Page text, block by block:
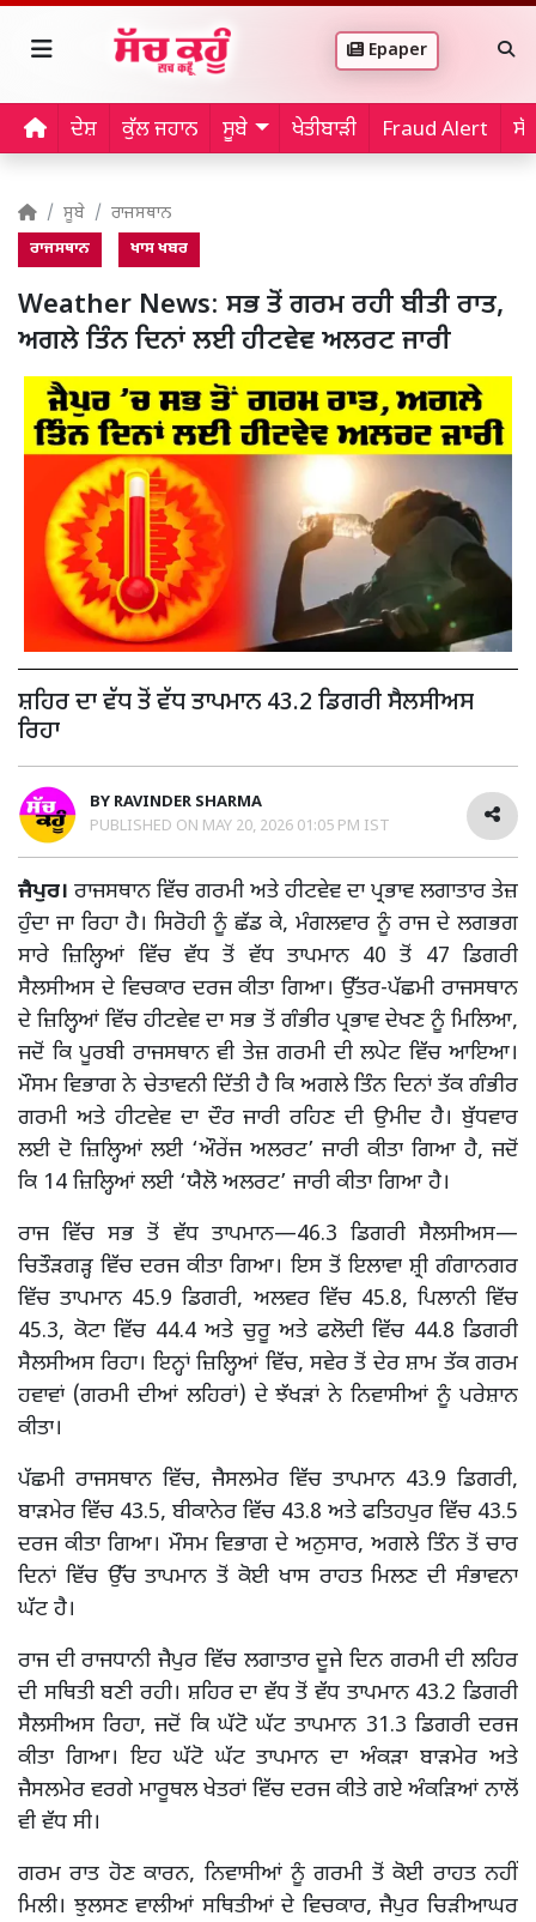
Epaper
ਦੇਸ਼ ਕੁੱਲ ਜਹਾਨ ਸੂਬੇ ਖੇਤੀਬਾੜੀ Fraud Alert
ਸੂਬੇ ਰਾਜਸਥਾਨ
ਰਾਜਸਥਾਨ ਖਾਸ ਖਬਰ
Weather News: ਸਭ ਤੋਂ ਗਰਮ ਰਹੀ ਬੀਤੀ ਰਾਤ,
ਅਗਲੇ ਤਿੰਨ ਦਿਨਾਂ ਲਈ ਹੀਟਵੇਵ ਅਲਰਟ ਜਾਰੀ
ਸ਼ਹਿਰ ਦਾ ਵੱਧ ਤੋਂ ਵੱਧ ਤਾਪਮਾਨ 43.2 ਡਿਗਰੀ ਸੈਲਸੀਅਸ
ਰਿਹਾ
BY RAVINDER SHARMA
PUBLISHED ON MAY 20, 2026 01:05 PM IST
ਜੈਪੁਰ। ਰਾਜਸਥਾਨ ਵਿੱਚ ਗਰਮੀ ਅਤੇ ਹੀਟਵੇਵ ਦਾ ਪ੍ਰਭਾਵ ਲਗਾਤਾਰ ਤੇਜ਼
ਹੁੰਦਾ ਜਾ ਰਿਹਾ ਹੈ। ਸਿਰੋਹੀ ਨੂੰ ਛੱਡ ਕੇ, ਮੰਗਲਵਾਰ ਨੂੰ ਰਾਜ ਦੇ ਲਗਭਗ
ਸਾਰੇ ਜ਼ਿਲ੍ਹਿਆਂ ਵਿੱਚ ਵੱਧ ਤੋਂ ਵੱਧ ਤਾਪਮਾਨ 40 ਤੋਂ 47 ਡਿਗਰੀ
ਸੈਲਸੀਅਸ ਦੇ ਵਿਚਕਾਰ ਦਰਜ ਕੀਤਾ ਗਿਆ। ਉੱਤਰ-ਪੱਛਮੀ ਰਾਜਸਥਾਨ
ਦੇ ਜ਼ਿਲ੍ਹਿਆਂ ਵਿੱਚ ਹੀਟਵੇਵ ਦਾ ਸਭ ਤੋਂ ਗੰਭੀਰ ਪ੍ਰਭਾਵ ਦੇਖਣ ਨੂੰ ਮਿਲਿਆ,
ਜਦੋਂ ਕਿ ਪੂਰਬੀ ਰਾਜਸਥਾਨ ਵੀ ਤੇਜ਼ ਗਰਮੀ ਦੀ ਲਪੇਟ ਵਿੱਚ ਆਇਆ।
ਮੌਸਮ ਵਿਭਾਗ ਨੇ ਚੇਤਾਵਨੀ ਦਿੱਤੀ ਹੈ ਕਿ ਅਗਲੇ ਤਿੰਨ ਦਿਨਾਂ ਤੱਕ ਗੰਭੀਰ
ਗਰਮੀ ਅਤੇ ਹੀਟਵੇਵ ਦਾ ਦੌਰ ਜਾਰੀ ਰਹਿਣ ਦੀ ਉਮੀਦ ਹੈ। ਬੁੱਧਵਾਰ
ਲਈ ਦੋ ਜ਼ਿਲ੍ਹਿਆਂ ਲਈ ‘ਔਰੇਂਜ ਅਲਰਟ’ ਜਾਰੀ ਕੀਤਾ ਗਿਆ ਹੈ, ਜਦੋਂ
ਕਿ 14 ਜ਼ਿਲ੍ਹਿਆਂ ਲਈ ‘ਯੈਲੋ ਅਲਰਟ’ ਜਾਰੀ ਕੀਤਾ ਗਿਆ ਹੈ।
ਰਾਜ ਵਿੱਚ ਸਭ ਤੋਂ ਵੱਧ ਤਾਪਮਾਨ—46.3 ਡਿਗਰੀ ਸੈਲਸੀਅਸ—
ਚਿਤੌੜਗੜ੍ਹ ਵਿੱਚ ਦਰਜ ਕੀਤਾ ਗਿਆ। ਇਸ ਤੋਂ ਇਲਾਵਾ ਸ਼੍ਰੀ ਗੰਗਾਨਗਰ
ਵਿੱਚ ਤਾਪਮਾਨ 45.9 ਡਿਗਰੀ, ਅਲਵਰ ਵਿੱਚ 45.8, ਪਿਲਾਨੀ ਵਿੱਚ
45.3, ਕੋਟਾ ਵਿੱਚ 44.4 ਅਤੇ ਚੁਰੂ ਅਤੇ ਫਲੋਦੀ ਵਿੱਚ 44.8 ਡਿਗਰੀ
ਸੈਲਸੀਅਸ ਰਿਹਾ। ਇਨ੍ਹਾਂ ਜ਼ਿਲ੍ਹਿਆਂ ਵਿੱਚ, ਸਵੇਰ ਤੋਂ ਦੇਰ ਸ਼ਾਮ ਤੱਕ ਗਰਮ
ਹਵਾਵਾਂ (ਗਰਮੀ ਦੀਆਂ ਲਹਿਰਾਂ) ਦੇ ਝੱਖੜਾਂ ਨੇ ਨਿਵਾਸੀਆਂ ਨੂੰ ਪਰੇਸ਼ਾਨ
ਕੀਤਾ।
ਪੱਛਮੀ ਰਾਜਸਥਾਨ ਵਿੱਚ, ਜੈਸਲਮੇਰ ਵਿੱਚ ਤਾਪਮਾਨ 43.9 ਡਿਗਰੀ,
ਬਾੜਮੇਰ ਵਿੱਚ 43.5, ਬੀਕਾਨੇਰ ਵਿੱਚ 43.8 ਅਤੇ ਫਤਿਹਪੁਰ ਵਿੱਚ 43.5
ਦਰਜ ਕੀਤਾ ਗਿਆ। ਮੌਸਮ ਵਿਭਾਗ ਦੇ ਅਨੁਸਾਰ, ਅਗਲੇ ਤਿੰਨ ਤੋਂ ਚਾਰ
ਦਿਨਾਂ ਵਿੱਚ ਉੱਚ ਤਾਪਮਾਨ ਤੋਂ ਕੋਈ ਖਾਸ ਰਾਹਤ ਮਿਲਣ ਦੀ ਸੰਭਾਵਨਾ
ਘੱਟ ਹੈ।
ਰਾਜ ਦੀ ਰਾਜਧਾਨੀ ਜੈਪੁਰ ਵਿੱਚ ਲਗਾਤਾਰ ਦੂਜੇ ਦਿਨ ਗਰਮੀ ਦੀ ਲਹਿਰ
ਦੀ ਸਥਿਤੀ ਬਣੀ ਰਹੀ। ਸ਼ਹਿਰ ਦਾ ਵੱਧ ਤੋਂ ਵੱਧ ਤਾਪਮਾਨ 43.2 ਡਿਗਰੀ
ਸੈਲਸੀਅਸ ਰਿਹਾ, ਜਦੋਂ ਕਿ ਘੱਟੋ ਘੱਟ ਤਾਪਮਾਨ 31.3 ਡਿਗਰੀ ਦਰਜ
ਕੀਤਾ ਗਿਆ। ਇਹ ਘੱਟੋ ਘੱਟ ਤਾਪਮਾਨ ਦਾ ਅੰਕੜਾ ਬਾੜਮੇਰ ਅਤੇ
ਜੈਸਲਮੇਰ ਵਰਗੇ ਮਾਰੂਥਲ ਖੇਤਰਾਂ ਵਿੱਚ ਦਰਜ ਕੀਤੇ ਗਏ ਅੰਕੜਿਆਂ ਨਾਲੋਂ
ਵੀ ਵੱਧ ਸੀ।
ਗਰਮ ਰਾਤ ਹੋਣ ਕਾਰਨ, ਨਿਵਾਸੀਆਂ ਨੂੰ ਗਰਮੀ ਤੋਂ ਕੋਈ ਰਾਹਤ ਨਹੀਂ
ਮਿਲੀ। ਝੁਲਸਣ ਵਾਲੀਆਂ ਸਥਿਤੀਆਂ ਦੇ ਵਿਚਕਾਰ, ਜੈਪੁਰ ਚਿੜੀਆਘਰ